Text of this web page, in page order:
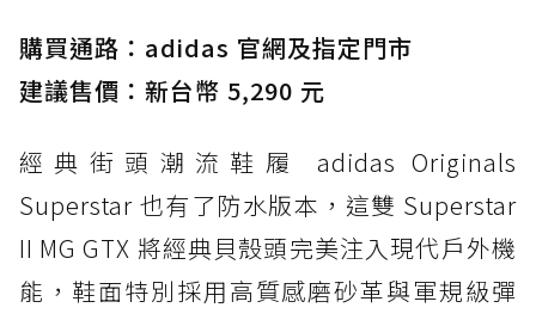
防水鞋推薦 3. Nike Dunk Low GORE-TEX：
經典 Dunk 輪廓加上防水科技，雨天穿搭帥度不
打折
防水鞋推薦 4. ASICS TRABUCO 14 GTX：搭
載 GORE-TEX 隱形貼合科技，全方位防水神鞋
防水鞋推薦 5. Salomon XT-6 GORE-TEX：潮
人必備山系鞋王！防滑、防水與街頭顏值一次攻
頂
購買通路：adidas 官網及指定門市
建議售價：新台幣 5,290 元
經典街頭潮流鞋履 adidas Originals
Superstar 也有了防水版本，這雙 Superstar
II MG GTX 將經典貝殼頭完美注入現代戶外機
能，鞋面特別採用高質感磨砂革與軍規級彈